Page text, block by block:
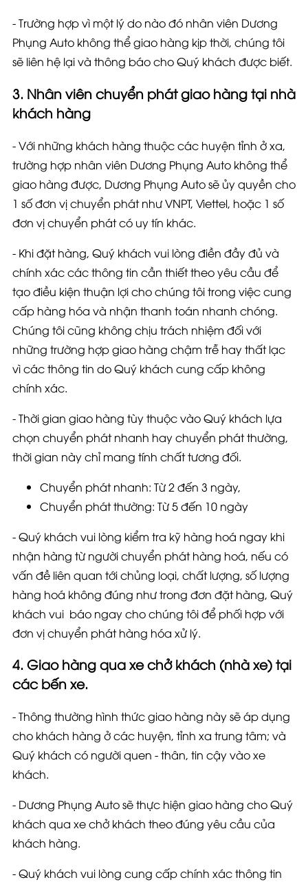
- Trường hợp vì một lý do nào đó nhân viên Dương
Phụng Auto không thể giao hàng kịp thời, chúng tôi
sẽ liên hệ lại và thông báo cho Quý khách được biết.
3. Nhân viên chuyển phát giao hàng tại nhà
khách hàng
- Với những khách hàng thuộc các huyện tỉnh ở xa,
trường hợp nhân viên Dương Phụng Auto không thể
giao hàng được, Dương Phụng Auto sẽ ủy quyền cho
1 số đơn vị chuyển phátnhư VNPT, Viettel, hoặc 1 số
đơn vị chuyển phát có uy tín khác.
- Khi đặt hàng, Quý khách vui lòng điền đầy đủ và
chính xác các thông tin cần thiết theo yêu cầu để
tạo điều kiện thuận lợi cho chúng tôi trong việc cung
cấp hàng hóa và nhận thanh toán nhanh chóng.
Chúng tôi cũng không chịu trách nhiệm đối với
những trường hợp giao hàng chậm trễ hay thất lạc
vì các thông tin do Quý khách cung cấp không
chính xác.
- Thời gian giao hàng tùy thuộc vào Quý khách lựa
chọn chuyển phát nhanh hay chuyển phát thường,
thời gian này chỉ mang tính chất tương đối.
Chuyển phát nhanh: Từ2đến 3 ngày,
Chuyển phát thường: Từ5đến 10ngày
- Quý khách vui lòng kiểm tra kỹ hàng hoá ngay khi
nhận hàng từ người chuyển phát hàng hoá, nếu có
vấn đề liên quan tới chủng loại, chất lượng, số lượng
hàng hoá không đúng như trong đơn đặt hàng, Quý
khách vui báo ngay cho chúng tôi để phối hợp với
đơn vị chuyển phát hàng hóa xử lý.
4. Giao hàng qua xe chở khách (nhà xe) tại
các bến xe.
- Thông thường hình thức giao hàng này sẽ áp dụng
cho khách hàng ở các huyện, tỉnh xa trung tâm; và
Quý khách có người quen - thân, tin cậy vào xe
khách.
- Dương Phụng Auto sẽ thực hiện giao hàng cho Quý
khách qua xe chở khách theo đúng yêu cầu của
khách hàng.
- Quý khách vui lòng cung cấp chính xác thông tin